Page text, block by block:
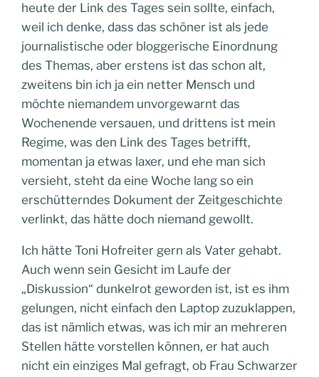
heute der Link des Tages sein sollte, einfach,
weil ich denke, dass das schöner ist als jede
journalistische oder bloggerische Einordnung
des Themas, aber erstens ist das schon alt,
zweitens bin ich ja ein netter Mensch und
möchte niemandem unvorgewarnt das
Wochenende versauen, und drittens ist mein
Regime, was den Link des Tages betrifft,
momentan ja etwas laxer, und ehe man sich
versieht, steht da eine Woche lang so ein
erschütterndes Dokument der Zeitgeschichte
verlinkt, das hätte doch niemand gewollt.
Ich hätte Toni Hofreiter gern als Vater gehabt.
Auch wenn sein Gesicht im Laufe der
„Diskussion“ dunkelrot geworden ist, ist es ihm
gelungen, nicht einfach den Laptop zuzuklappen,
das ist nämlich etwas, was ich mir an mehreren
Stellen hätte vorstellen können, er hat auch
nicht ein einziges Mal gefragt, ob Frau Schwarzer